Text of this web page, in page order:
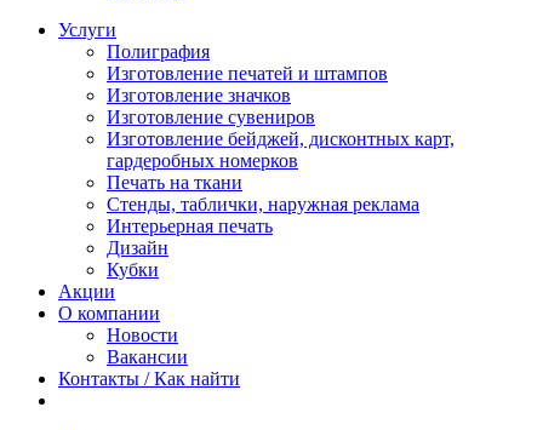
Услуги
Полиграфия
Изготовление печатей и штампов
Изготовление значков
Изготовление сувениров
Изготовление бейджей, дисконтных карт,
гардеробных номерков
Печать на ткани
Стенды, таблички, наружная реклама
Интерьерная печать
Дизайн
Кубки
Акции
О компании
Новости
Вакансии
Контакты / Как найти